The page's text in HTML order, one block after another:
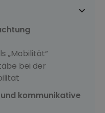
„Mobilität”
bei der
kommunikative